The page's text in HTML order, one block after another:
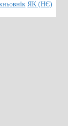
ЯК (НЄ)